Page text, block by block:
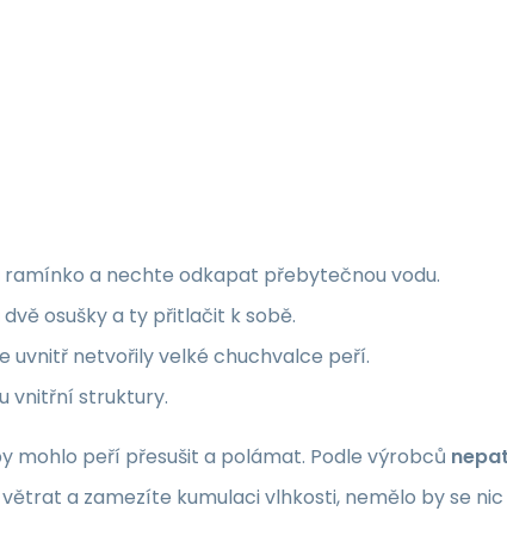
a nechte odkapat přebytečnou vodu.
osušky a ty přitlačit k sobě.
uvnitř netvořily velké chuchvalce peří.
vnitřní struktury.
mohlo peří přesušit a polámat. Podle výrobců
a zamezíte kumulaci vlhkosti, nemělo by se